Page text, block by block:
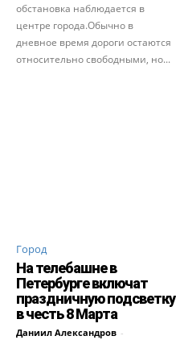
обстановка наблюдается в
центре города.Обычно в
дневное время дороги остаются
относительно свободными, но...
Город
На телебашне в
Петербурге включат
праздничную подсветку
в честь 8 Марта
Даниил Александров -